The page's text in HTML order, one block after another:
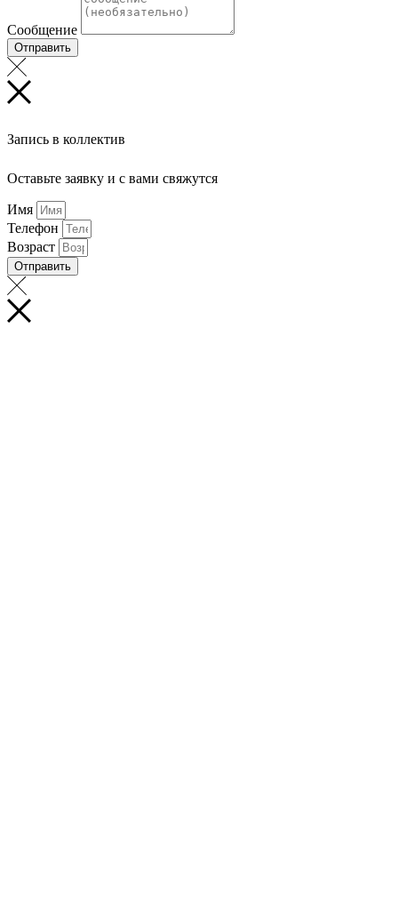
Сообщение
Отправить
Запись в коллектив
Оставьте заявку и с вами свяжутся
Имя
Телефон
Возраст
Отправить